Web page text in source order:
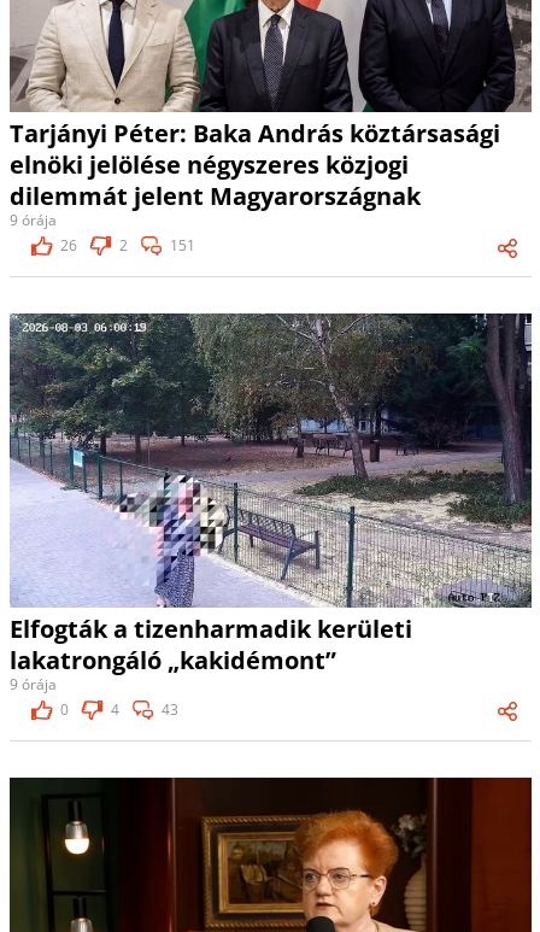
Tarjányi Péter: Baka András köztársasági
elnöki jelölése négyszeres közjogi
dilemmát jelent Magyarországnak
9 órája
26
2 151
Elfogták a tizenharmadik kerületi
lakatrongáló „kakidémont”
9 órája
0
4 43